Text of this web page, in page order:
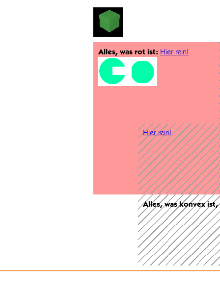
Alles, was rot ist: Hier rein!
Hier rein!
Alles, was konvex